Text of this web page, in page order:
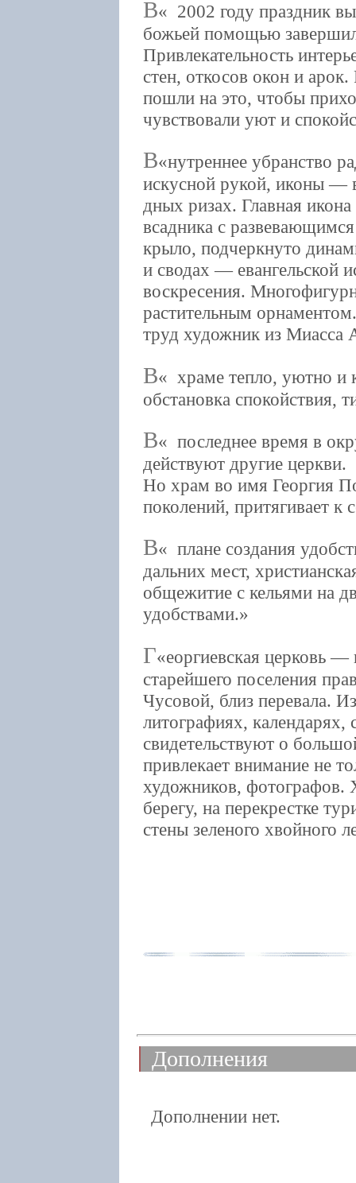
В
2002 году праздник
божьей помощью
Привлекательность
стен, откосов окон и
пошли на это, чтобы
чувствовали уют и
В нутреннее убранство
искусной рукой, иконы —
дных ризах. Главная
всадника с
крыло, подчеркнуто
и сводах — евангельской
воскресения.
растительным
труд художник из Миасса
В
храме тепло, уютно и
обстановка спокойствия,
В
последнее время в
действуют другие церкви.
Но храм во имя Георгия
поколений, притягивает к
В
плане создания
дальних мест,
общежитие с кельями на
удобствами.
Г еоргиевская церковь
старейшего поселения
Чусовой, близ перевала.
литографиях, календарях,
свидетельствуют о
привлекает внимание не
художников, фотографов.
берегу, на перекрестке
стены зеленого хвойного
Дополнения
Дополнении нет.